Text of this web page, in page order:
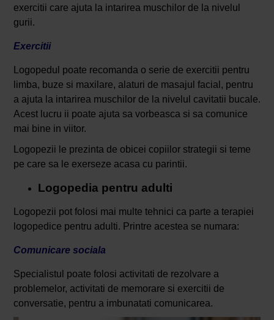
exercitii care ajuta la intarirea muschilor de la nivelul
gurii.
Exercitii
Logopedul poate recomanda o serie de exercitii pentru
limba, buze si maxilare, alaturi de masajul facial, pentru
a ajuta la intarirea muschilor de la nivelul cavitatii bucale.
Acest lucru ii poate ajuta sa vorbeasca si sa comunice
mai bine in viitor.
Logopezii le prezinta de obicei copiilor strategii si teme
pe care sa le exerseze acasa cu parintii.
Logopedia pentru adulti
Logopezii pot folosi mai multe tehnici ca parte a terapiei
logopedice pentru adulti. Printre acestea se numara:
Comunicare sociala
Specialistul poate folosi activitati de rezolvare a
problemelor, activitati de memorare si exercitii de
conversatie, pentru a imbunatati comunicarea.